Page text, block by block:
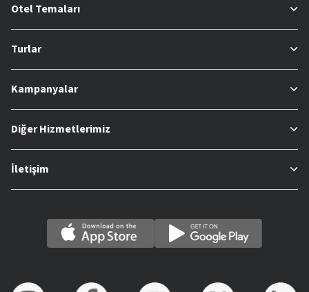
Otel Temaları
Turlar
Kampanyalar
Diğer Hizmetlerimiz
İletişim